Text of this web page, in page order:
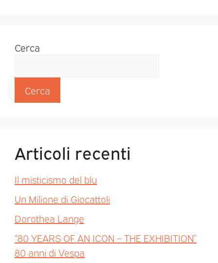
Cerca
Cerca
Articoli recenti
Il misticismo del blu
Un Milione di Giocattoli
Dorothea Lange
“80 YEARS OF AN ICON – THE EXHIBITION”
80 anni di Vespa